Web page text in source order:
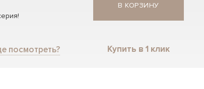
посмотреть?
В КОРЗИНУ
Купить в 1 клик